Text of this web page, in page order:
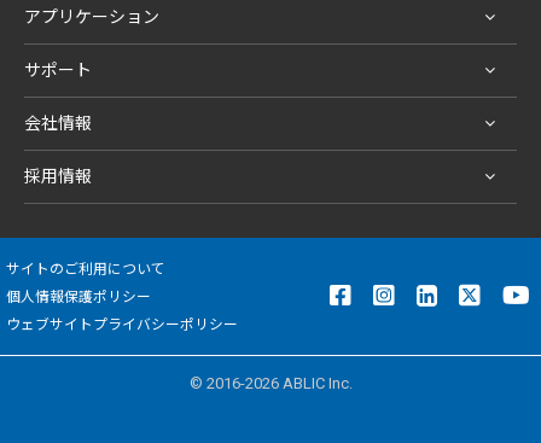
アプリケーション
サポート
会社情報
採用情報
サイトのご利用について
個人情報保護ポリシー
ウェブサイトプライバシーポリシー
© 2016-2026 ABLIC Inc.